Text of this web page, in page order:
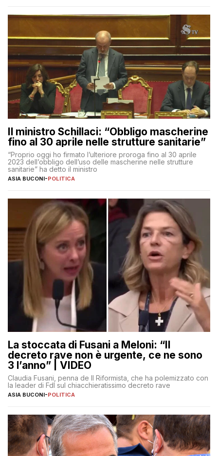
Il ministro Schillaci: “Obbligo mascherine
fino al 30 aprile nelle strutture sanitarie”
“Proprio oggi ho firmato l’ulteriore proroga fino al 30 aprile
2023 dell’obbligo dell’uso delle mascherine nelle strutture
sanitarie” ha detto il ministro
ASIA BUCONI-POLITICA
La stoccata di Fusani a Meloni: “Il
decreto rave non è urgente, ce ne sono
3 l’anno” | VIDEO
Claudia Fusani, penna de Il Riformista, che ha polemizzato con
la leader di FdI sul chiacchieratissimo decreto rave
ASIA BUCONI-POLITICA